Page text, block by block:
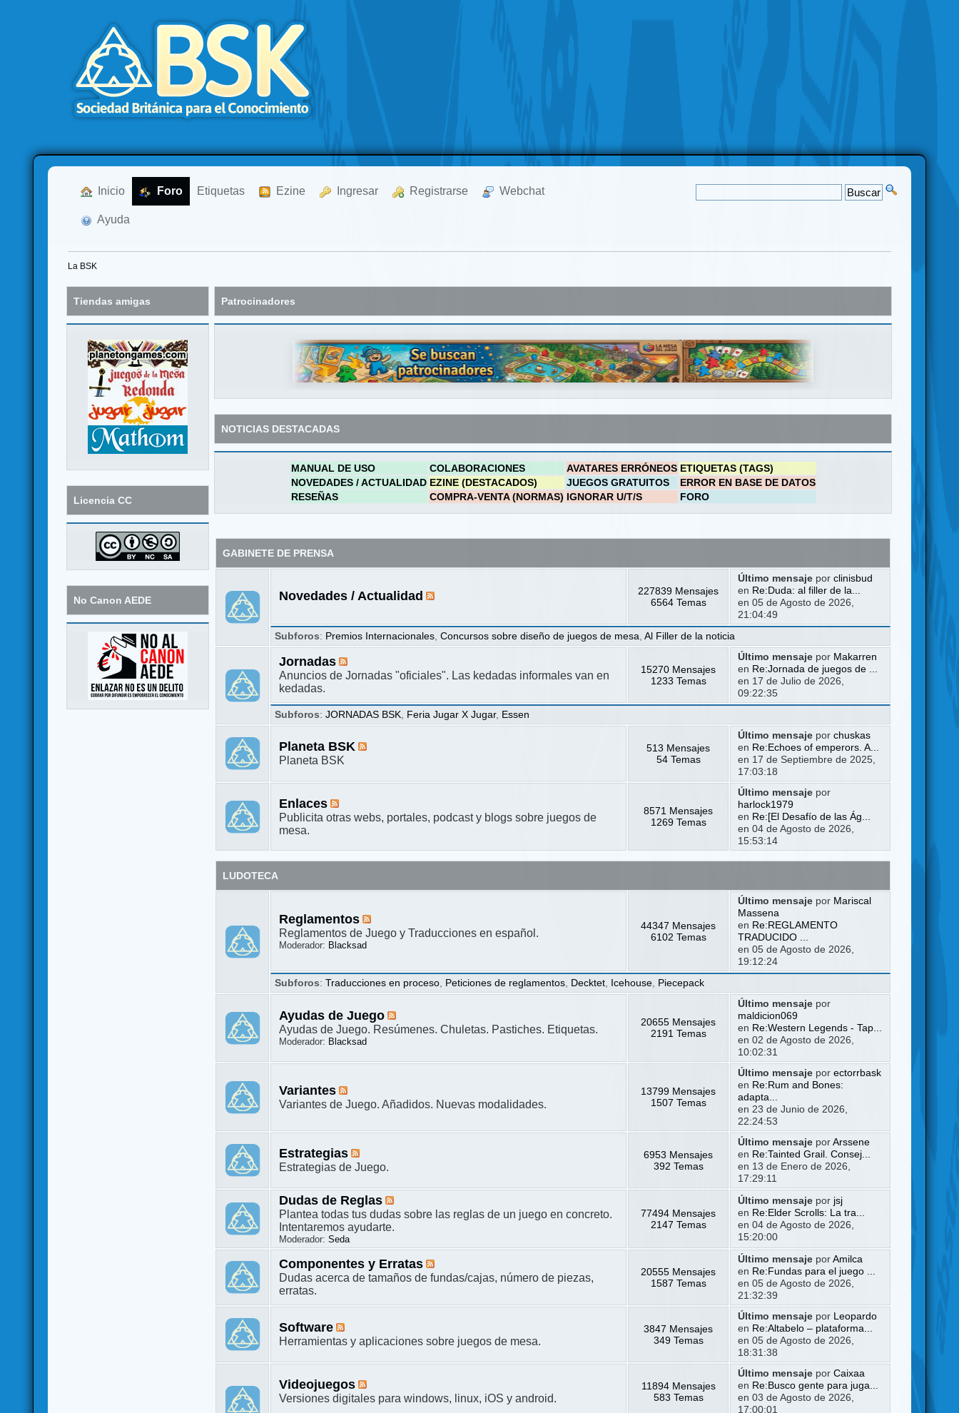
Inicio Foro Etiquetas Ezine Ingresar Registrarse Webchat
Ayuda
La BSK
Tiendas amigas
Licencia CC
No Canon AEDE
Patrocinadores
NOTICIAS DESTACADAS
MANUAL DE USO COLABORACIONES AVATARES ERRÓNEOS ETIQUETAS (TAGS)
NOVEDADES / ACTUALIDAD EZINE (DESTACADOS) JUEGOS GRATUITOS
ERROR EN BASE DE DATOS
RESEÑAS
COMPRA-VENTA (NORMAS) IGNORAR U/T/S FORO
GABINETE DE PRENSA
Novedades / Actualidad
227839 Mensajes
6564 Temas
Último mensajepor clinisbud
en Re:Duda: al filler de la...
en 05 de Agosto de 2026,
21:04:49
Subforos: Premios Internacionales ,Concursos sobre diseño de juegos de mesa ,Al Filler de la noticia
Jornadas
Anuncios de Jornadas "oficiales". Las kedadas informales van en
kedadas.
15270 Mensajes
1233 Temas
Último mensajepor Makarren
en Re:Jornada de juegos de ...
en 17 de Julio de 2026,
09:22:35
Subforos:JORNADAS BSK Feria Jugar X Jugar, Essen
Planeta BSK
Planeta BSK
513 Mensajes
54 Temas
Último mensajepor chuskas
en Re:Echoes of emperors. A...
en 17 de Septiembre de 2025,
17:03:18
Enlaces
Publicita otras webs, portales, podcast y blogs sobre juegos de
mesa.
8571 Mensajes
1269 Temas
Último mensajepor
harlock1979
en Re:[El Desafío de las Ág...
en 04 de Agosto de 2026,
15:53:14
LUDOTECA
Reglamentos
Reglamentos de Juego y Traducciones en español.
Moderador: Blacksad
44347 Mensajes
6102 Temas
Último mensajepor Mariscal
Massena
en Re:REGLAMENTO
TRADUCIDO ...
en 05 de Agosto de 2026,
19:12:24
Subforos:Traducciones en proceso Peticiones de reglamentos Decktet Icehouse Piecepack
Ayudas de Juego
Ayudas de Juego. Resúmenes. Chuletas. Pastiches. Etiquetas.
Moderador: Blacksad
20655 Mensajes
2191 Temas
Último mensajepor
maldicion069
en Re:Western Legends - Tap...
en 02 de Agosto de 2026,
10:02:31
Variantes
Variantes de Juego. Añadidos. Nuevas modalidades.
13799 Mensajes
1507 Temas
Último mensajepor ectorrbask
en Re:Rum and Bones:
adapta...
en 23 de Junio de 2026,
22:24:53
Estrategias
Estrategias de Juego.
6953 Mensajes
392 Temas
Último mensajepor Arssene
en Re:Tainted Grail. Consej...
en 13 de Enero de 2026,
17:29:11
Dudas de Reglas
Plantea todas tus dudas sobre las reglas de un juego en concreto.
Intentaremos ayudarte.
Moderador:Seda
77494 Mensajes
2147 Temas
Último mensajepor jsj
en Re:Elder Scrolls: La tra...
en 04 de Agosto de 2026,
15:20:00
Componentes y Erratas
Dudas acerca de tamaños de fundas/cajas, número de piezas,
erratas.
20555 Mensajes
1587 Temas
Último mensajepor Amilca
en Re:Fundas para el juego ...
en 05 de Agosto de 2026,
21:32:39
Software
Herramientas y aplicaciones sobre juegos de mesa.
3847 Mensajes
349 Temas
Último mensajepor
Leopardo
en Re:Altabelo – plataforma...
en 05 de Agosto de 2026,
18:31:38
Videojuegos
Versiones digitales para windows, linux, iOS y android.
11894 Mensajes
583 Temas
Último mensajepor Caixaa
en Re:Busco gente para juga...
en 03 de Agosto de 2026,
17:00:01